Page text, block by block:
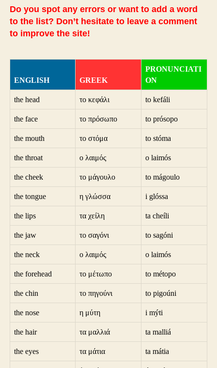
Do you spot any errors or want to add a word
to the list? Don’t hesitate to leave a comment
to improve the site!
ENGLISH GREEK
PRONUNCIATI
ON
the head το κεφάλι to kefáli
the face το πρόσωπο to prósopo
the mouth το στόμα to stóma
the throat ο λαιμός o laimós
the cheek το μάγουλο to mágoulo
the tongue η γλώσσα i glóssa
the lips τα χείλη ta cheíli
the jaw το σαγόνι to sagóni
the neck ο λαιμός o laimós
the forehead το μέτωπο to métopo
the chin το πηγούνι to pigoúni
the nose η μύτη i mýti
the hair τα μαλλιά ta malliá
the eyes τα μάτια ta mátia